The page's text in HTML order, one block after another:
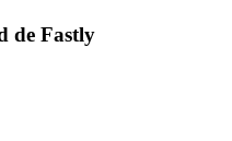
de Fastly